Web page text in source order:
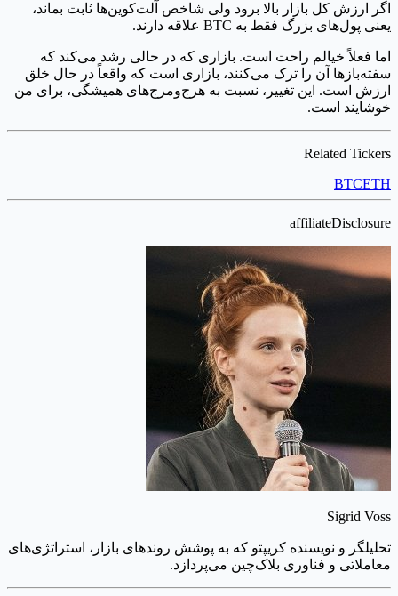
اگر ارزش کل بازار بالا برود ولی شاخص آلت‌کوین‌ها ثابت بماند،
یعنی پول‌های بزرگ فقط به BTC علاقه دارند.
اما فعلاً خیالم راحت است. بازاری که در حالی رشد می‌کند که
سفته‌بازها آن را ترک می‌کنند، بازاری است که واقعاً در حال خلق
ارزش است. این تغییر، نسبت به هرج‌ومرج‌های همیشگی، برای من
خوشایند است.
Related Tickers
BTCETH
affiliateDisclosure
Sigrid Voss
تحلیلگر و نویسنده کریپتو که به پوشش روندهای بازار، استراتژی‌های
معاملاتی و فناوری بلاک‌چین می‌پردازد.